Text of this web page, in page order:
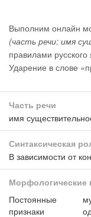
Выполним онлайн
(часть речи: имя
правилами русского
Ударение в слове
Часть речи
имя
Синтаксическая
В зависимости от
Морфологические
Постоянные
признаки